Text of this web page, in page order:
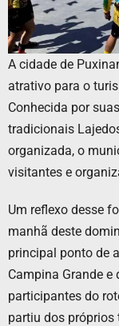
A cidade de
atrativo para o
Conhecida por
tradicionais
organizada, o
visitantes e
Um reflexo desse
manhã deste
principal ponto de
Campina Grande e
participantes do
partiu dos próprios